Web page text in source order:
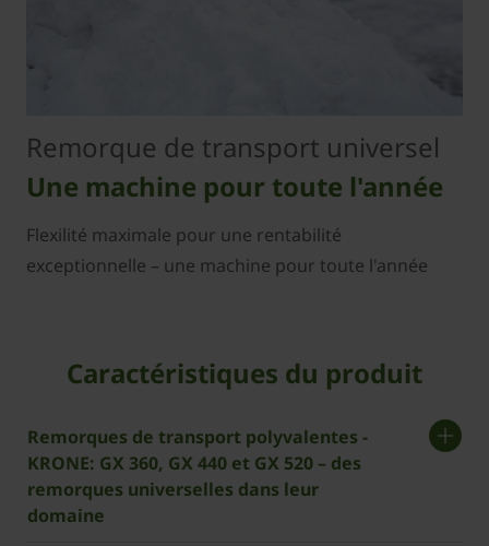
Remorque de transport universel
Une machine pour toute l'année
Flexilité maximale pour une rentabilité
exceptionnelle – une machine pour toute l'année
Caractéristiques du produit
Remorques de transport polyvalentes ­
KRONE: GX 360, GX 440 et GX 520 – des
remorques universelles dans leur
domaine